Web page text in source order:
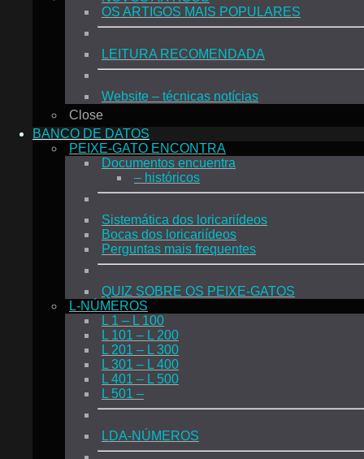
OS ARTIGOS MAIS POPULARES
LEITURA RECOMENDADA
Website – técnicas notícias
Close
BANCO DE DATOS
PEIXE-GATO ENCONTRA
Documentos encuentra
– históricos
Sistemática dos loricariídeos
Bocas dos loricariídeos
Perguntas mais frequentes
QUIZ SOBRE OS PEIXE-GATOS
L-NÚMEROS
L 1 – L 100
L 101 – L 200
L 201 – L 300
L 301 – L 400
L 401 – L 500
L 501 –
LDA-NÚMEROS